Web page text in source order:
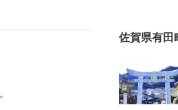
佐賀県有田